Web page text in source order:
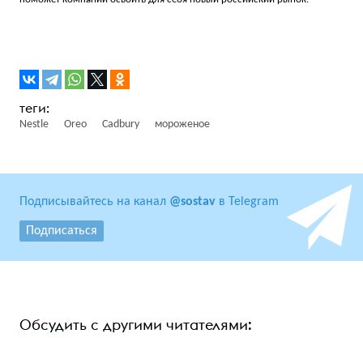
Nestle Oreo Cadbury мороженое
Подписывайтесь на канал @sostav в Telegram
Подписаться
Обсудить с другими читателями: